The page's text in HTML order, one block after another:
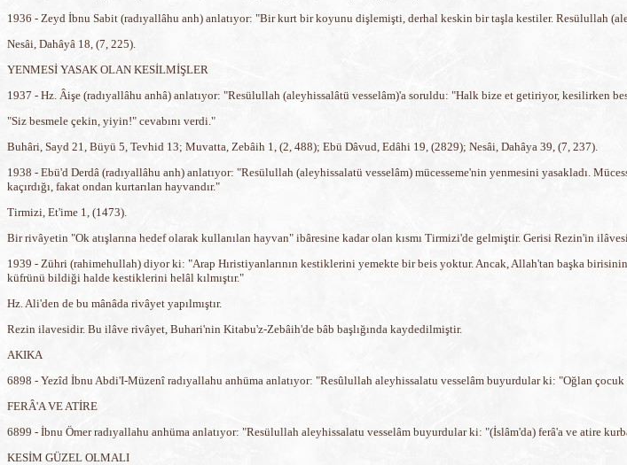
1936 - Zeyd İbnu Sabit (radıyallâhu anh) anlatıyor: "Bir kurt bir koyunu dişlemişti, derhal keskin bir taşla kestiler. Resülullah
Nesâi, Dahâyâ 18, (7, 225).
YENMESİ YASAK OLAN KESİLMİŞLER
1937 - Hz. Âişe (radıyallâhu anhâ) anlatıyor: "Resülullah (aleyhissalâtü vesselâm)'a soruldu: "Halk bize et getiriyor, kesilirken
"Siz besmele çekin, yiyin!" cevabını verdi."
Buhâri, Sayd 21, Büyü 5, Tevhid 13; Muvatta, Zebâih 1, (2, 488); Ebü Dâvud, Edâhi 19, (2829); Nesâi, Dahâya 39, (7, 237).
1938 - Ebü'd Derdâ (radıyallâhu anh) anlatıyor: "Resülullah (aleyhissalatü vesselâm) mücesseme'nin yenmesini yasakladı.
kaçırdığı, fakat ondan kurtarılan hayvandır."
Tirmizi, Et'ime 1, (1473).
Bir rivâyetin "Ok atışlarına hedef olarak kullanılan hayvan" ibâresine kadar olan kısmı Tirmizi'de gelmiştir. Gerisi Rezin'in
1939 - Zühri (rahimehullah) diyor ki: "Arap Hıristiyanlarının kestiklerini yemekte bir beis yoktur. Ancak, Allah'tan başka
küfrünü bildiği halde kestiklerini helâl kılmıştır."
Hz. Ali'den de bu mânâda rivâyet yapılmıştır.
Rezin ilavesidir. Bu ilâve rivâyet, Buhari'nin Kitabu'z-Zebâih'de bâb başlığında kaydedilmiştir.
AKIKA
6898 - Yezîd İbnu Abdi'I-Müzenî radıyallahu anhüma anlatıyor: "Resûlullah aleyhissalatu vesselâm buyurdular ki: "Oğlan
FERÂ'A VE ATİRE
6899 - İbnu Ömer radıyallahu anhüma anlatıyor: "Resülullah aleyhissalatu vesselâm buyurdular ki: "(İslâm'da) ferâ'a ve atire
KESİM GÜZEL OLMALI